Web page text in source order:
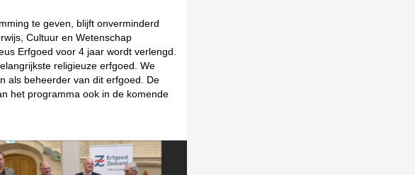
te geven, blijft onverminderd
Cultuur en Wetenschap
Erfgoed voor 4 jaar wordt verlengd.
religieuze erfgoed. We
als beheerder van dit erfgoed. De
het programma ook in de komende